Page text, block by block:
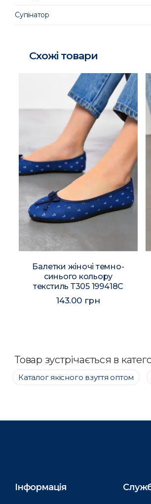
Супінатор
Схожі товари
Балетки жіночі темно-
синього кольору
текстиль Т305 199418C
143.00 грн
Товар зустрічається в
Каталог якісного взуття оптом
Інформація